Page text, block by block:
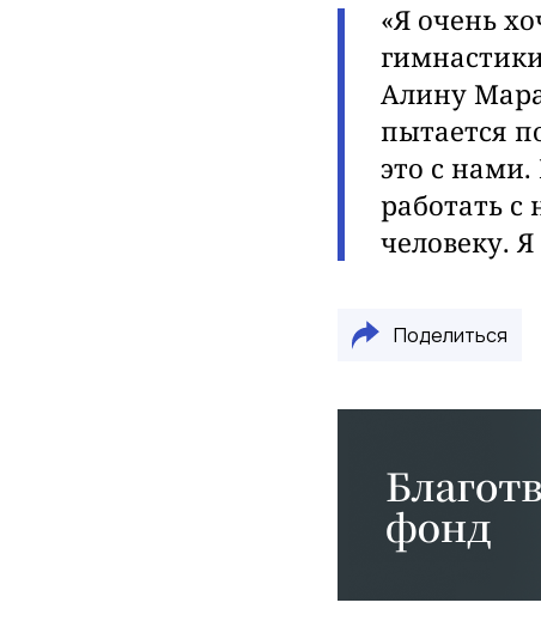
«Я очень
Алину
пытается
это с нами.
работать с
человеку.
Поделиться